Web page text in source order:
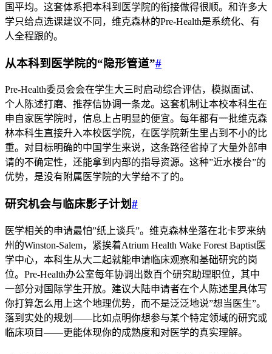
国平均。这套体系把本科到医学院的衔接做得很顺。和许多大
学只给点选课建议不同，维克森林的Pre-Health是系统化、有
人全程跟的。
从本科到医学院的“隐形管道”#
Pre-Health委员会会在学生大三时启动综合评估，模拟面试、
个人陈述打磨、推荐信协调一条龙。这套机制让本校本科生在
申自家医学院时，信息上占明显的便宜。每年都有一批维克森
林本科生直接升入本校医学院，在医学院新生里占到不小的比
重。对目标明确的中国学生来说，这条路径省掉了大量外部申
请的不确定性，还能拿到内部的指导资源。这种”近水楼台”的
优势，是没有附属医学院的大学给不了的。
研究机会与临床影子计划#
医学相关的申请最怕”纸上谈兵”。维克森林坐落在北卡罗来纳
州的Winston-Salem，紧挨着Atrium Health Wake Forest Baptist医
学中心，本科生从大二起就能申请临床观察和基础研究的岗
位。Pre-Health办公室每年协调出数百个研究助理职位，其中
一部分对国际学生开放。建议大陆申请者在个人陈述里具体写
你打算怎么用上这个地理优势，而不是泛泛地说”想当医生”。
落到实处的规划——比如点明你想参与某个特定领域的研究或
临床项目——更能体现你的成熟度和对医学的真实理解。